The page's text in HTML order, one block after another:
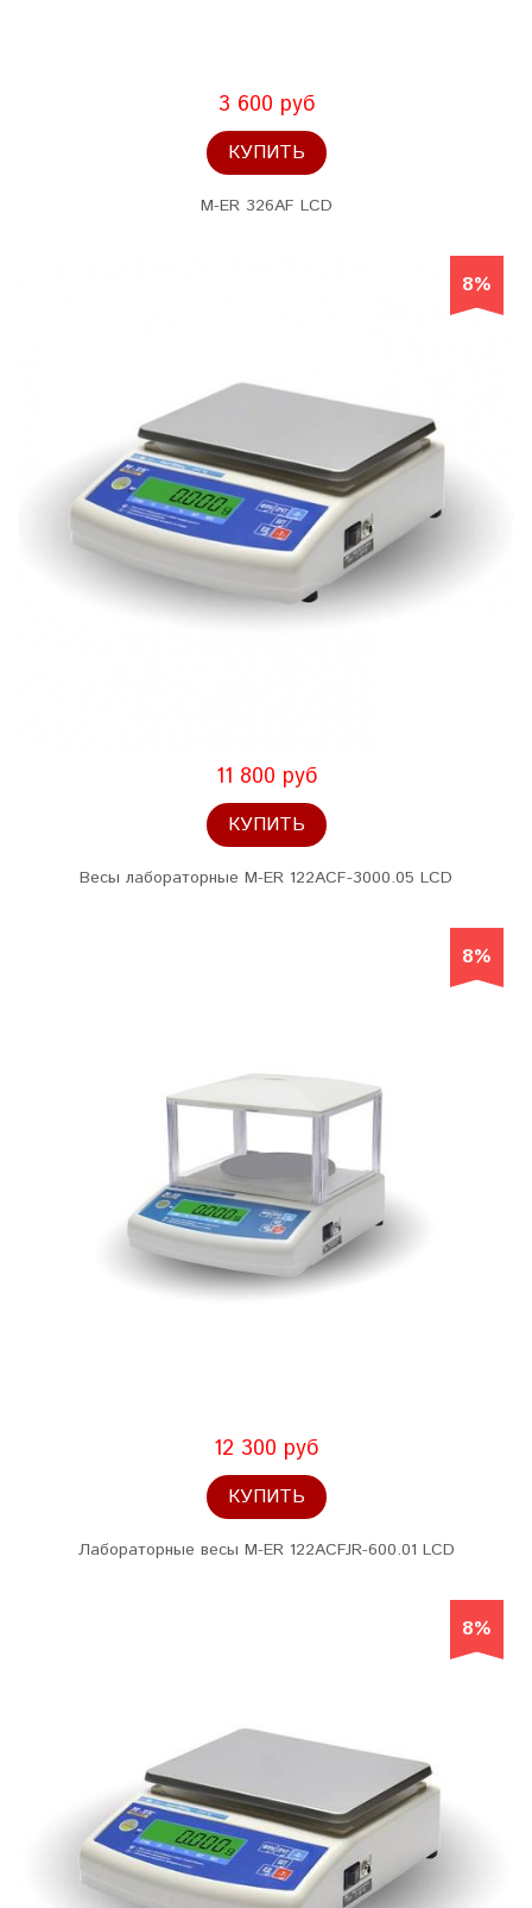
3 600 руб
КУПИТЬ
M-ER 326AF LCD
8%
11 800 руб
КУПИТЬ
Весы лабораторные M-ER 122АCF-3000.05 LСD
8%
12 300 руб
КУПИТЬ
Лабораторные весы M-ER 122АCFJR-600.01 LСD
8%